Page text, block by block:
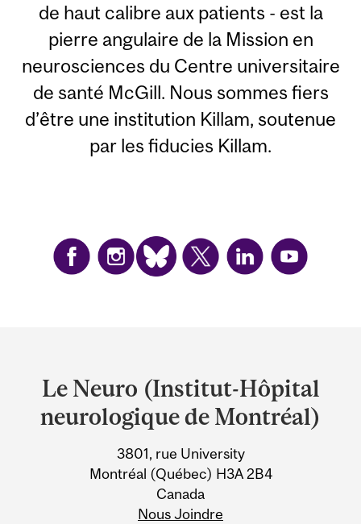
de haut calibre aux patients - est la
pierre angulaire de la Mission en
neurosciences du Centre universitaire
de santé McGill. Nous sommes fiers
d’être une institution Killam, soutenue
par les fiducies Killam.
and
University
Information
Le Neuro (Institut-Hôpital
neurologique de Montréal)
3801, rue University
Montréal (Québec) H3A 2B4
Canada
Nous Joindre